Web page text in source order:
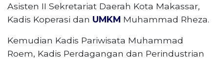
Asisten II Sekretariat Daerah Kota Makassar,
Kadis Koperasi dan UMKM Muhammad Rheza.
Kemudian Kadis Pariwisata Muhammad
Roem, Kadis Perdagangan dan Perindustrian